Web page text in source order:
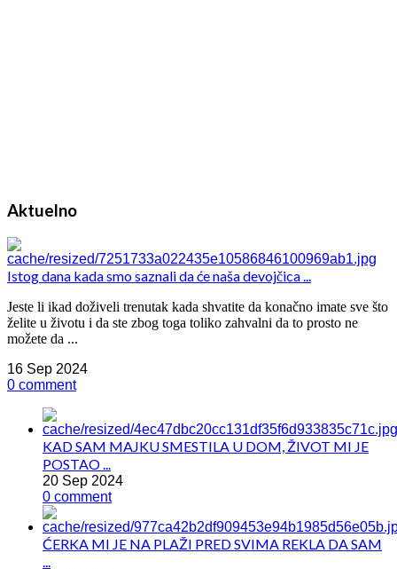
Aktuelno
Istog dana kada smo saznali da će naša devojčica ...
Jeste li ikad doživeli trenutak kada shvatite da konačno imate sve što
želite u životu i da ste zbog toga toliko zahvalni da to prosto ne
možete da ...
16 Sep 2024
0 comment
KAD SAM MAJKU SMESTILA U DOM, ŽIVOT MI JE
POSTAO ...
20 Sep 2024
0 comment
ĆERKA MI JE NA PLAŽI PRED SVIMA REKLA DA SAM